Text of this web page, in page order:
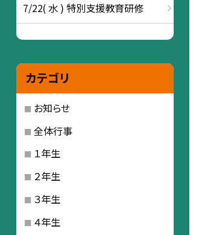
7/22( 水 ) 特別支援教育研修
カテゴリ
お知らせ
全体行事
１年生
２年生
３年生
４年生